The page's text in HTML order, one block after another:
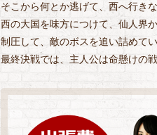
そこから何とか逃げて、西へ行き
西の大国を味方につけて、仙人界
制圧して、敵のボスを追い詰めてい
最終決戦では、主人公は命懸けの